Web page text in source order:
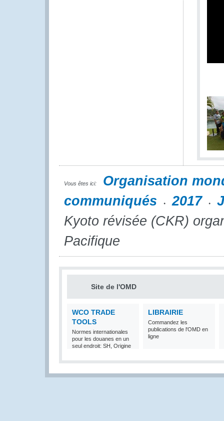
Vous êtes ici:
Organisation
communiqués
2017
Kyoto révisée (CKR)
Pacifique
Site de l'OMD
WCO TRADE
TOOLS
Normes internationales
pour les douanes en un
seul endroit: SH, Origine
LIBRAIRIE
Commandez les
publications de l'OMD en
ligne